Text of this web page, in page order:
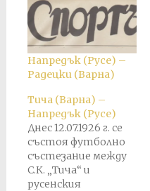
Напредък (Русе) –
Радецки (Варна)
Тича (Варна) –
Напредък (Русе)
Днес 12.07.1926 г. се
състоя футболно
състезание между
С.К. „Тича“ и
русенския